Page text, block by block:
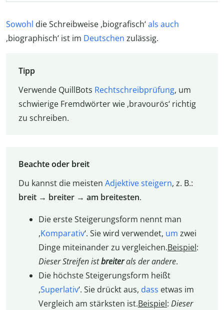
Sowohl die Schreibweise ,biografisch‘als auch
,biographisch‘ ist im Deutschen zulässig.
Tipp
Verwende QuillBots Rechtschreibprüfung, um
schwierige Fremdwörter wie ,bravourös‘ richtig
zu schreiben.
Beachte oder breit
Du kannst die meisten Adjektive steigern, z. B.:
breit→ breiter→ am breitesten.
Die erste Steigerungsform nennt man
,Komparativ‘. Sie wird verwendet, um zwei
Dinge miteinander zu vergleichen.Beispiel:
Dieser Streifen istbreiterals der andere.
Die höchste Steigerungsform heißt
,Superlativ‘. Sie drückt aus, dass etwas im
Vergleich am stärksten ist.Beispiel: Dieser